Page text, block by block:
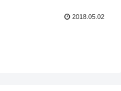
2018.05.02